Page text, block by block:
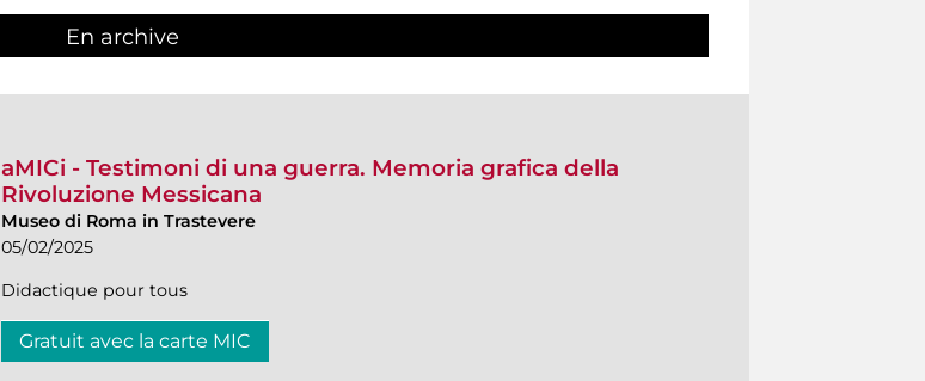
En archive
aMICi - Testimoni di una guerra. Memoria grafica della
Rivoluzione Messicana
Museo di Roma in Trastevere
05/02/2025
Didactique pour tous
Gratuit avec la carte MIC